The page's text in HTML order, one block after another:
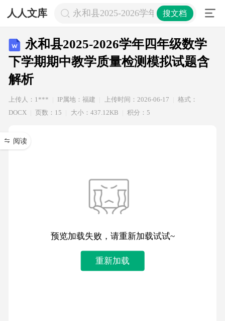
人人文库 永和县2025-2026学年四年级数学下
搜文档
永和县2025-2026学年四年级数学
下学期期中教学质量检测模拟试题含
解析
上传人：1*** IP属地：福建 上传时间：2026-06-17
格式：
DOCX
页数：15 大小：437.12KB 积分：5
阅读
预览加载失败，请重新加载试试~
重新加载